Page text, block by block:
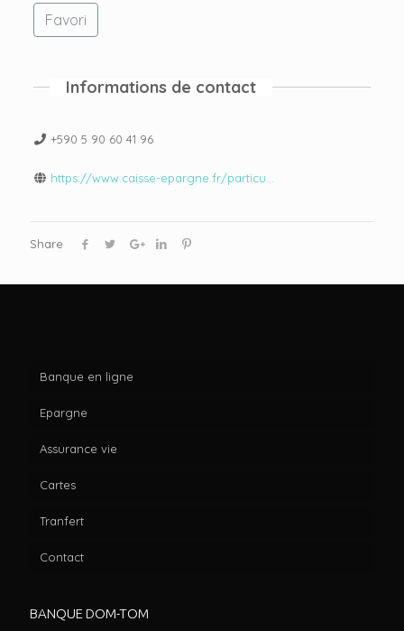
Favori
Informations de contact
+590 5 90 60 41 96
https://www.caisse-epargne.fr/particu...
Share
Banque en ligne
Epargne
Assurance vie
Cartes
Tranfert
Contact
BANQUE DOM-TOM